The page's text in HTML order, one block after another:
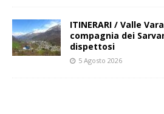
ITINERARI / Valle
compagnia dei
dispettosi
5 Agosto 2026